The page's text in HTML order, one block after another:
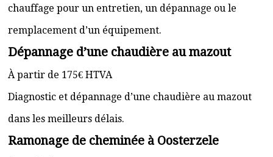
chauffage pour un entretien, un dépannage ou le
remplacement d’un équipement.
Dépannage d’une chaudière au mazout
À partir de 175€ HTVA
Diagnostic et dépannage d’une chaudière au mazout
dans les meilleurs délais.
Ramonage de cheminée à Oosterzele